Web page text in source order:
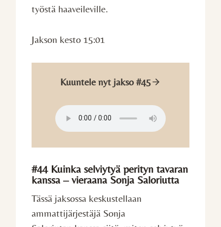
työstä haaveileville.
Jakson kesto 15:01
Kuuntele nyt jakso #45
#44 Kuinka selviytyä perityn tavaran
kanssa – vieraana Sonja Saloriutta
Tässä jaksossa keskustellaan
ammattijärjestäjä Sonja